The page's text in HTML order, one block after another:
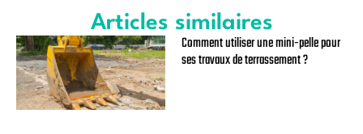
Articles similaires
Comment utiliser une mini-pelle pour
ses travaux de terrassement ?